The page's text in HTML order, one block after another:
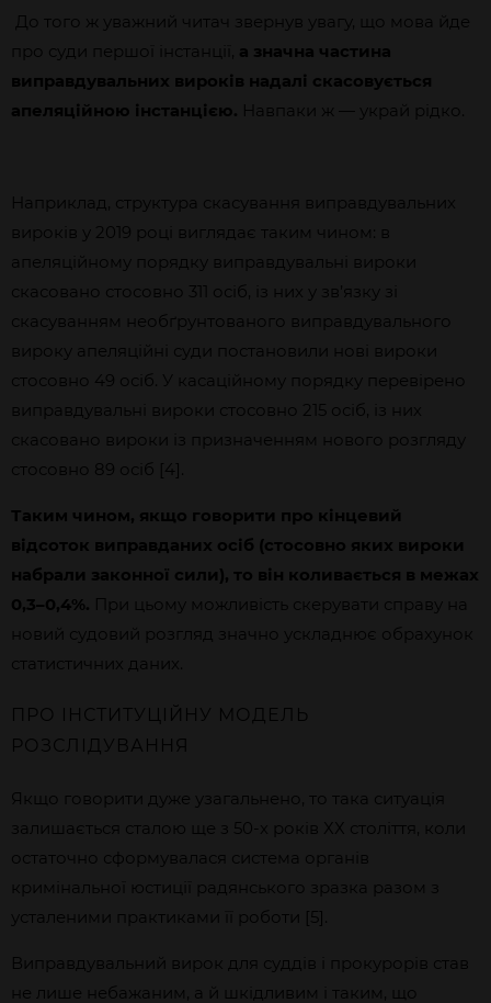
До того ж уважний читач звернув увагу, що мова йде
про суди першої інстанції, а значна частина
виправдувальних вироків надалі скасовується
апеляційною інстанцією. Навпаки ж — украй рідко.
Наприклад, структура скасування виправдувальних
вироків у 2019 році виглядає таким чином: в
апеляційному порядку виправдувальні вироки
скасовано стосовно 311 осіб, із них у зв’язку зі
скасуванням необґрунтованого виправдувального
вироку апеляційні суди постановили нові вироки
стосовно 49 осіб. У касаційному порядку перевірено
виправдувальні вироки стосовно 215 осіб, із них
скасовано вироки із призначенням нового розгляду
стосовно 89 осіб [4].
Таким чином, якщо говорити про кінцевий
відсоток виправданих осіб (стосовно яких вироки
набрали законної сили), то він коливається в межах
0,3–0,4%. При цьому можливість скерувати справу на
новий судовий розгляд значно ускладнює обрахунок
статистичних даних.
ПРО ІНСТИТУЦІЙНУ МОДЕЛЬ
РОЗСЛІДУВАННЯ
Якщо говорити дуже узагальнено, то така ситуація
залишається сталою ще з 50-х років ХХ століття, коли
остаточно сформувалася система органів
кримінальної юстиції радянського зразка разом з
усталеними практиками її роботи [5].
Виправдувальний вирок для суддів і прокурорів став
не лише небажаним, а й шкідливим і таким, що